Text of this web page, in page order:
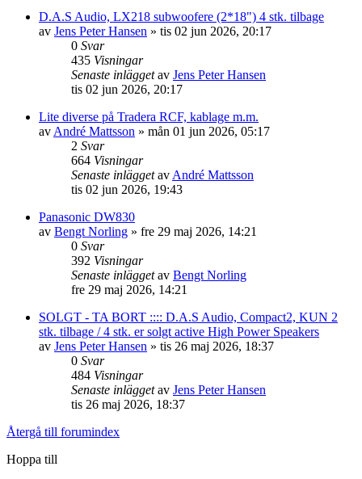
D.A.S Audio, LX218 subwoofere (2*18") 4 stk. tilbage
av Jens Peter Hansen » tis 02 jun 2026, 20:17
0 Svar
435 Visningar
Senaste inläggetav Jens Peter Hansen
tis 02 jun 2026, 20:17
Lite diverse på Tradera RCF, kablage m.m.
avAndré Mattsson » mån 01 jun 2026, 05:17
2 Svar
664 Visningar
Senaste inläggetavAndré Mattsson
tis 02 jun 2026, 19:43
Panasonic DW830
av Bengt Norling » fre 29 maj 2026, 14:21
0 Svar
392 Visningar
Senaste inläggetav Bengt Norling
fre 29 maj 2026, 14:21
SOLGT - TA BORT :::: D.A.S Audio, Compact2, KUN 2
stk. tilbage / 4 stk. er solgt active High Power Speakers
av Jens Peter Hansen » tis 26 maj 2026, 18:37
0 Svar
484 Visningar
Senaste inläggetav Jens Peter Hansen
tis 26 maj 2026, 18:37
Återgå till forumindex
Hoppa till